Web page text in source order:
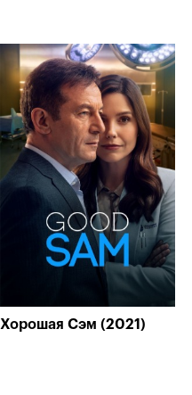
Хорошая Сэм (2021)